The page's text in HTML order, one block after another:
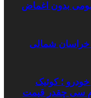
بدون اغماض
خراسان شمالی
؛ کوئیک
ام سی چقدر قیمت